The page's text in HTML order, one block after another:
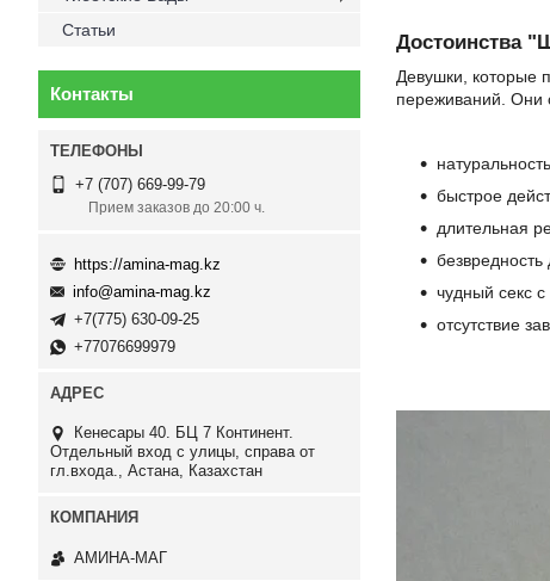
Достоинства
Девушки, которые
переживаний. Они
быстрое
длительная
чудный секс
отсутствие
Статьи
Контакты
+7 (707) 669-99-79
Прием заказов до 20:00 ч.
https://amina-mag.kz
info@amina-mag.kz
+7(775) 630-09-25
+77076699979
Кенесары 40. БЦ 7 Континент.
Отдельный вход с улицы, справа от
гл.входа., Астана, Казахстан
АМИНА-МАГ